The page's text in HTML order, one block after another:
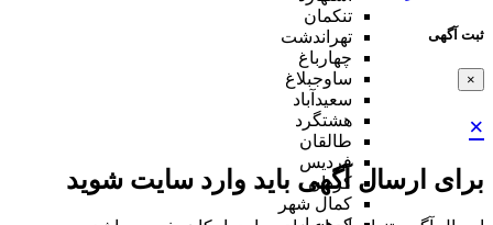
ثبت آگهی
×
×
برای ارسال آگهی باید وارد سایت شوید
تنکمان
تهراندشت
چهارباغ
ساوجبلاغ
سعیدآباد
هشتگرد
طالقان
فردیس
کردان
کمال شهر